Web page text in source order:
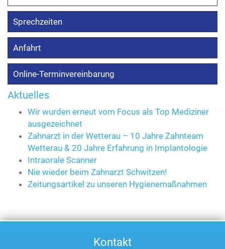
Sprechzeiten
Anfahrt
Online-Terminvereinbarung
Aktuelles
Wir wurden erneut vom Focus als Top Mediziner
ausgezeichnet
Zahnarzt in der Wetterau – 10 Jahre Zahnteam
Wetterau & 20 Jahre Erfahrung in Implantologie
Intraorale Scanner
Nie wieder beim Zahnarzt Schwitzen!
Zeitungsartikel zu unseren Hygienemaßnahmen
Kontakt